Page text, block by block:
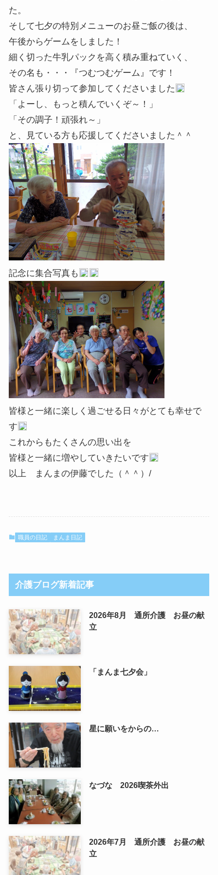
た。
そして七夕の特別メニューのお昼ご飯の後は、
午後からゲームをしました！
細く切った牛乳パックを高く積み重ねていく、
その名も・・・『つむつむゲーム』です！
皆さん張り切って参加してくださいました
「よーし、もっと積んでいくぞ～！」
「その調子！頑張れ～」
と、見ている方も応援してくださいました＾＾
記念に集合写真も
皆様と一緒に楽しく過ごせる日々がとても幸せで
す
これからもたくさんの思い出を
皆様と一緒に増やしていきたいです
以上 まんまの伊藤でした（＾＾）/
職員の日記 まんま日記
介護ブログ新着記事
2026年8月 通所介護 お昼の献
立
「まんま七夕会」
星に願いをからの…
なづな 2026喫茶外出
2026年7月 通所介護 お昼の献
立